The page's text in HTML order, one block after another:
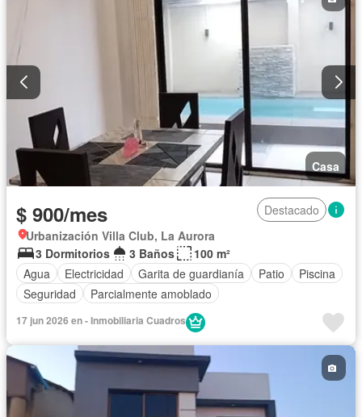
Casa
$ 900/mes
Destacado
Urbanización Villa Club, La Aurora
3 Dormitorios
3 Baños
100 m²
Agua
Electricidad Garita de guardianía Patio
Piscina
Seguridad
Parcialmente amoblado
17 jun 2026 en - Inmobiliaria Cuadros